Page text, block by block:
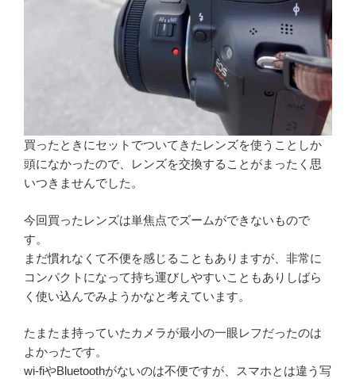
買ったときにセットでついてきたレンズを使うことしか
頭になかったので、レンズを交換することがまったく思
いつきませんでした。
今回買ったレンズは単焦点でズームができないもので
す。
まだ慣れなくて不便を感じることもありますが、非常に
コンパクトになって持ち運びしやすいこともありしばら
く使い込んでみようかなと考えています。
たまたま持っていたカメラが最小の一眼レフだったのは
よかったです。
wi-fiやBluetoothがないのは不便ですが、スマホとは違う写